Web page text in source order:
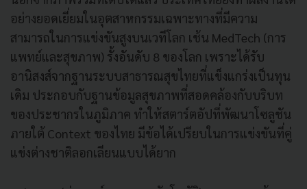
อย่างยอดเยี่ยมในอุตสาหกรรมเฉพาะทางที่มีความ
สามารถในการแข่งขันสูงบนเวทีโลก เช้น MedTech (การ
แพทย์และสุขภาพ) รั้งอันดับ 8 ของโลก เพราะได้รับ
อานิสงส์จากฐานระบบสาธารณสุขไทยที่แข็งแกร่งเป็นทุน
เดิม ประกอบกับฐานข้อมูลสุขภาพที่สอดคล้องกับบริบท
ของประชากรในภูมิภาค ทำให้สตาร์ตอัปที่พัฒนาโซลูชัน
ภายใต้ Context ของไทย มีข้อได้เปรียบในการแข่งขันที่คู่
แข่งต่างชาติลอกเลียนแบบได้ยาก